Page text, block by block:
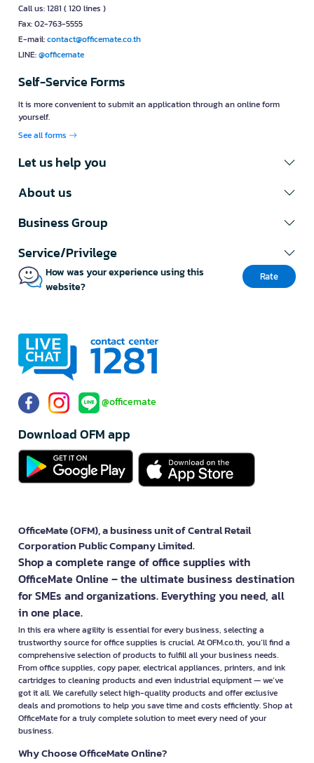
Call us: 1281 ( 120 lines )
Fax: 02-763-5555
E-mail:contact@officemate.co.th
LINE:@officemate
Self-Service Forms
It is more convenient to submit an application through an online form
yourself.
See all forms
Let us help you
About us
Business Group
Service/Privilege
How was your experience using this
website?
Rate
@officemate
Download OFM app
OfficeMate (OFM), a business unit of Central Retail
Corporation Public Company Limited.
Shop a complete range of office supplies with
OfficeMate Online – the ultimate business destination
for SMEs and organizations. Everything you need, all
in one place.
In this era where agility is essential for every business, selecting a
trustworthy source for office supplies is crucial. At OFM.co.th, you’ll find a
comprehensive selection of products to fulfill all your business needs.
From office supplies, copy paper, electrical appliances, printers, and ink
cartridges to cleaning products and even industrial equipment — we’ve
got it all. We carefully select high-quality products and offer exclusive
deals and promotions to help you save time and costs efficiently. Shop at
OfficeMate for a truly complete solution to meet every need of your
business.
Why Choose OfficeMate Online?